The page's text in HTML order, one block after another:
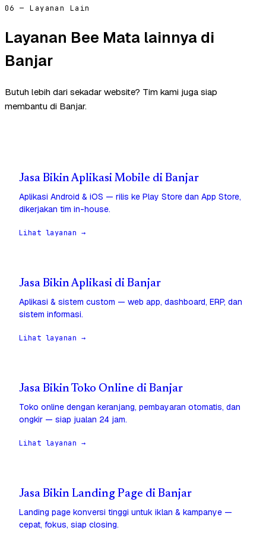
06 — Layanan Lain
Layanan Bee Mata lainnya di
Banjar
Butuh lebih dari sekadar website? Tim kami juga siap
membantu di Banjar.
Jasa Bikin Aplikasi Mobile di Banjar
Aplikasi Android & iOS — rilis ke Play Store dan App Store,
dikerjakan tim in-house.
Lihat layanan →
Jasa Bikin Aplikasi di Banjar
Aplikasi & sistem custom — web app, dashboard, ERP, dan
sistem informasi.
Lihat layanan →
Jasa Bikin Toko Online di Banjar
Toko online dengan keranjang, pembayaran otomatis, dan
ongkir — siap jualan 24 jam.
Lihat layanan →
Jasa Bikin Landing Page di Banjar
Landing page konversi tinggi untuk iklan & kampanye —
cepat, fokus, siap closing.